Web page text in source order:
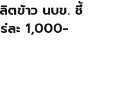
ตข้าว นบข. ชี้
ร่ละ 1,000-